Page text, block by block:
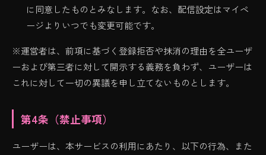
に同意したものとみなします。なお、配信設定はマイペ
ージよりいつでも変更可能です。
※運営者は、前項に基づく登録拒否や抹消の理由を全ユーザ
ーおよび第三者に対して開示する義務を負わず、ユーザーは
これに対して一切の異議を申し立てないものとします。
第4条（禁止事項）
ユーザーは、本サービスの利用にあたり、以下の行為、また